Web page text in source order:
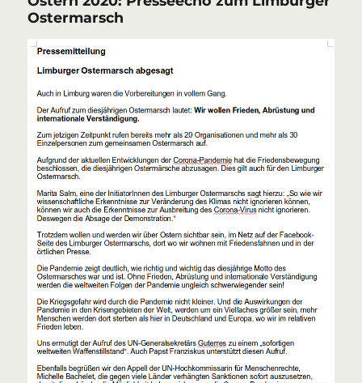
Ostermarsch